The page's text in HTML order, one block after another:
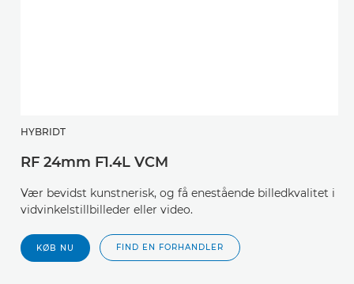
HYBRIDT
RF 24mm F1.4L VCM
Vær bevidst kunstnerisk, og få enestående billedkvalitet i
vidvinkelstillbilleder eller video.
KØB NU FIND EN FORHANDLER